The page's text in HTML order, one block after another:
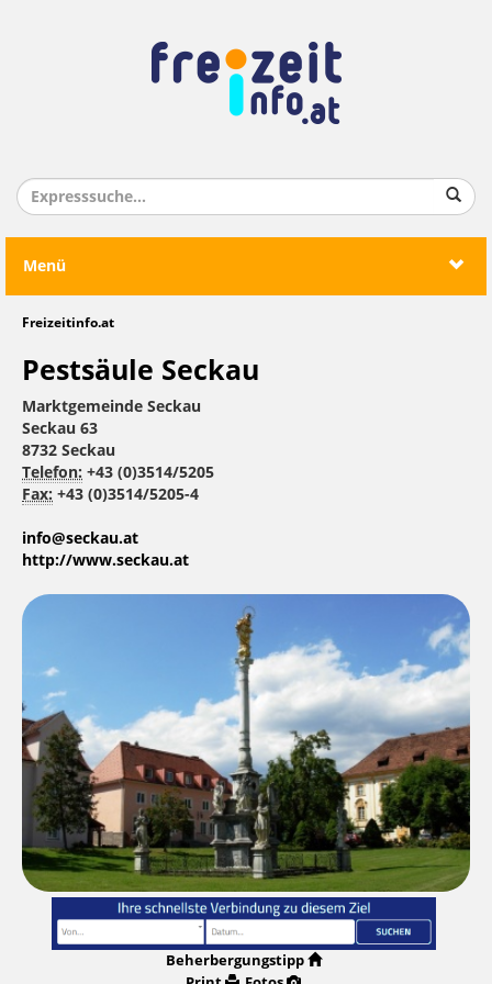
Menü
Freizeitinfo.at
Pestsäule Seckau
Marktgemeinde Seckau
Seckau 63
8732 Seckau
Telefon: +43 (0)3514/5205
Fax: +43 (0)3514/5205-4
info@seckau.at
http://www.seckau.at
Beherbergungstipp